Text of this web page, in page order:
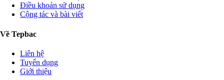
Điều khoản sử dụng
Cộng tác và bài viết
Về Tepbac
Liên hệ
Tuyển dụng
Giới thiệu